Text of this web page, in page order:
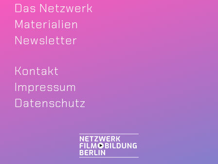
Das Netzwerk
Materialien
Newsletter
Kontakt
Impressum
Datenschutz